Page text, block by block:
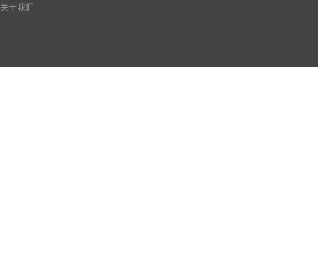
关于我们